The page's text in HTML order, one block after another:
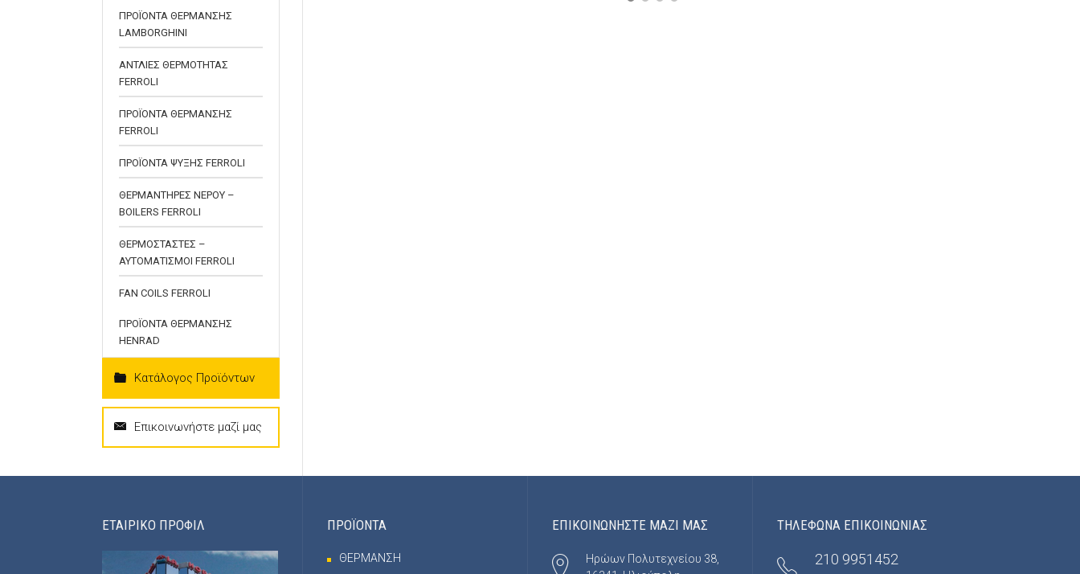
ΠΡΟΪΟΝΤΑ ΘΕΡΜΑΝΣΗΣ
LAMBORGHINI
ΑΝΤΛΙΕΣ ΘΕΡΜΟΤΗΤΑΣ
FERROLI
ΠΡΟΪΟΝΤΑ ΘΕΡΜΑΝΣΗΣ
FERROLI
ΠΡΟΪΟΝΤΑ ΨΥΞΗΣ FERROLI
ΘΕΡΜΑΝΤΗΡΕΣ ΝΕΡΟΥ –
BOILERS FERROLI
ΘΕΡΜΟΣΤΑΣΤΕΣ –
ΑΥΤΟΜΑΤΙΣΜΟΙ FERROLI
FAN COILS FERROLI
ΠΡΟΪΟΝΤΑ ΘΕΡΜΑΝΣΗΣ
HENRAD
Κατάλογος Προϊόντων
Επικοινωνήστε μαζί μας
ΕΤΑΙΡΙΚΟ ΠΡΟΦΙΛ ΠΡΟΪΟΝΤΑ
ΘΕΡΜΑΝΣΗ
ΕΠΙΚΟΙΝΩΝΗΣΤΕ ΜΑΖΙ ΜΑΣ
Ηρώων Πολυτεχνείου 38,
ΤΗΛΕΦΩΝΑ ΕΠΙΚΟΙΝΩΝΙΑΣ
210 9951452